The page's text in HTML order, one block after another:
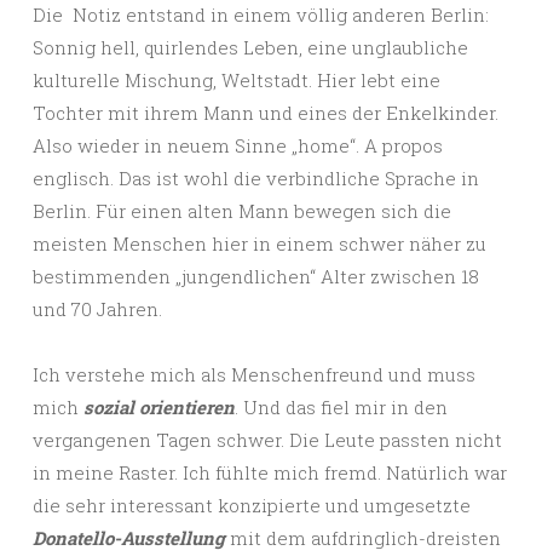
Die Notiz entstand in einem völlig anderen Berlin:
Sonnig hell, quirlendes Leben, eine unglaubliche
kulturelle Mischung, Weltstadt. Hier lebt eine
Tochter mit ihrem Mann und eines der Enkelkinder.
Also wieder in neuem Sinne „home“. A propos
englisch. Das ist wohl die verbindliche Sprache in
Berlin. Für einen alten Mann bewegen sich die
meisten Menschen hier in einem schwer näher zu
bestimmenden „jungendlichen“ Alter zwischen 18
und 70 Jahren.
Ich verstehe mich als Menschenfreund und muss
mich sozial orientieren. Und das fiel mir in den
vergangenen Tagen schwer. Die Leute passten nicht
in meine Raster. Ich fühlte mich fremd. Natürlich war
die sehr interessant konzipierte und umgesetzte
Donatello-Ausstellungmit dem aufdringlich-dreisten